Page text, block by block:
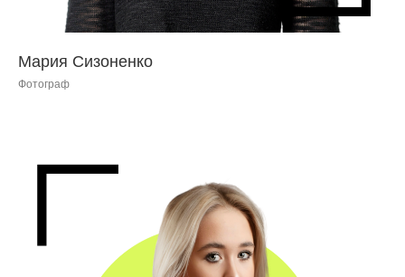
Мария Сизоненко
Фотограф